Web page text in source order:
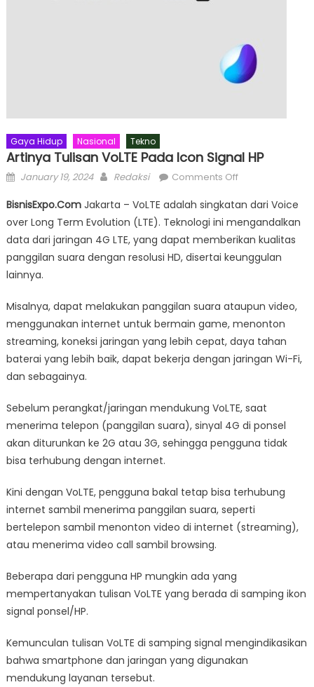
Gaya Hidup Nasional Tekno
Artinya Tulisan VoLTE Pada Icon Signal HP
Posted
January 19, 2024 Author
Redaksi Comments Offon
Tulisan
VoLTE
pada
Icon
BisnisExpo.ComJakarta – VoLTE adalah singkatan dari Voice
over Long Term Evolution (LTE). Teknologi ini mengandalkan
data dari jaringan 4G LTE, yang dapat memberikan kualitas
panggilan suara dengan resolusi HD, disertai keunggulan
lainnya.
Misalnya, dapat melakukan panggilan suara ataupun video,
menggunakan internet untuk bermain game, menonton
streaming, koneksi jaringan yang lebih cepat, daya tahan
baterai yang lebih baik, dapat bekerja dengan jaringan Wi-Fi,
dan sebagainya.
Sebelum perangkat/jaringan mendukung VoLTE, saat
menerima telepon (panggilan suara), sinyal 4G di ponsel
akan diturunkan ke 2G atau 3G, sehingga pengguna tidak
bisa terhubung dengan internet.
Kini dengan VoLTE, pengguna bakal tetap bisa terhubung
internet sambil menerima panggilan suara, seperti
bertelepon sambil menonton video di internet (streaming),
atau menerima video call sambil browsing.
Beberapa dari pengguna HP mungkin ada yang
mempertanyakan tulisan VoLTE yang berada di samping ikon
signal ponsel/HP.
Kemunculan tulisan VoLTE di samping signal mengindikasikan
bahwa smartphone dan jaringan yang digunakan
mendukung layanan tersebut.